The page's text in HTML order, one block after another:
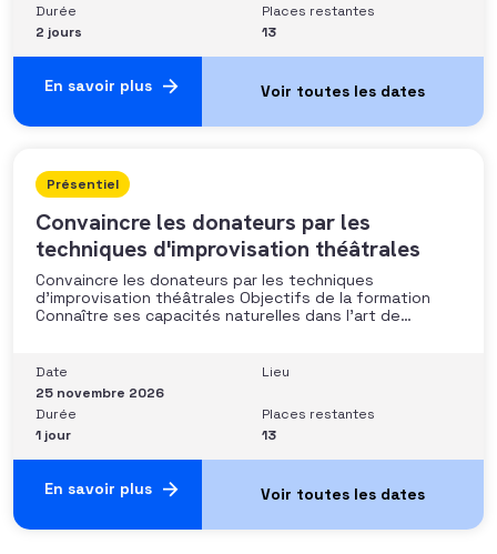
Durée
2 jours
Places restantes
13
En savoir plus
Présentiel
Convaincre les donateurs par les
techniques d'improvisation théâtrales
Convaincre les donateurs par les techniques
d’improvisation théâtrales Objectifs de la formation
Connaître ses capacités naturelles dans l’art de
conviction et sur quoi elle se fonde (mots, attitude, …),
quelle est sa situation de
Date
25 novembre 2026
Lieu
Durée
1 jour
Places restantes
13
En savoir plus